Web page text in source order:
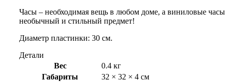
Часы – необходимая вещь в любом доме, а виниловые
необычный и стильный предмет!
Диаметр пластинки: 30 см.
Детали
Вес
0.4 кг
Габариты
32 × 32 × 4 см